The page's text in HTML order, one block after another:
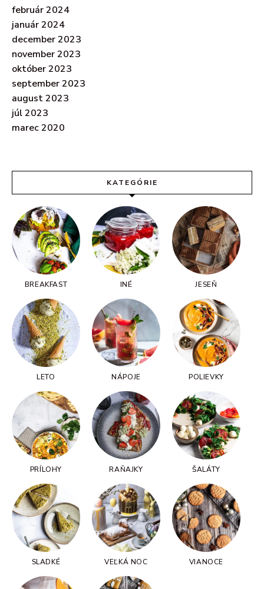
február 2024
január 2024
december 2023
november 2023
október 2023
september 2023
august 2023
júl 2023
marec 2020
KATEGÓRIE
BREAKFAST INÉ JESEŇ
LETO NÁPOJE POLIEVKY
PRÍLOHY RAŇAJKY ŠALÁTY
SLADKÉ VEĽKÁ NOC VIANOCE